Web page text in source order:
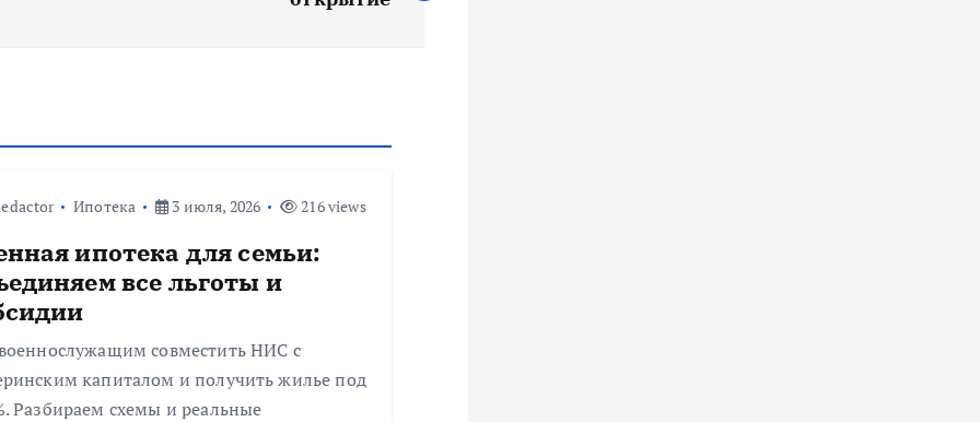
Ипотека 3 июля, 2026 216 views
ипотека для семьи:
все льготы и
совместить НИС с
капиталом и получить жилье под
Разбираем схемы и реальные